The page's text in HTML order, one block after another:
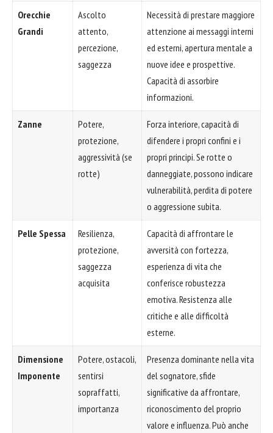
Orecchie
Grandi
Ascolto
attento,
percezione,
saggezza
Necessità di prestare maggiore
attenzione ai messaggi interni
ed esterni, apertura mentale a
nuove idee e prospettive.
Capacità di assorbire
informazioni.
Zanne
Potere,
protezione,
aggressività (se
rotte)
Forza interiore, capacità di
difendere i propri confini e i
propri principi. Se rotte o
danneggiate, possono indicare
vulnerabilità, perdita di potere
o aggressione subita.
Pelle Spessa
Resilienza,
protezione,
saggezza
acquisita
Capacità di affrontare le
avversità con fortezza,
esperienza di vita che
conferisce robustezza
emotiva. Resistenza alle
critiche e alle difficoltà
esterne.
Dimensione
Imponente
Potere, ostacoli,
sentirsi
sopraffatti,
importanza
Presenza dominante nella vita
del sognatore, sfide
significative da affrontare,
riconoscimento del proprio
valore e influenza. Può anche